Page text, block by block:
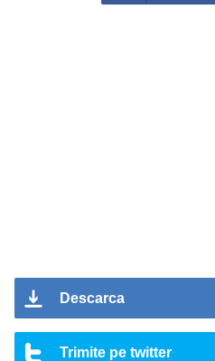
Descarca
Trimite pe twitter